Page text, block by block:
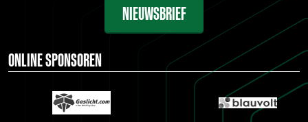
NIEUWSBRIEF
ONLINE SPONSOREN